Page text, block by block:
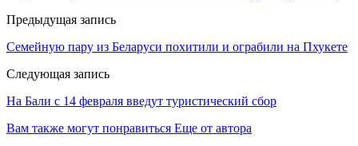
Предыдущая запись
Семейную пару из Беларуси похитили и ограбили на Пхукете
Следующая запись
На Бали с 14 февраля введут туристический сбор
Вам также могут понравиться Еще от автора